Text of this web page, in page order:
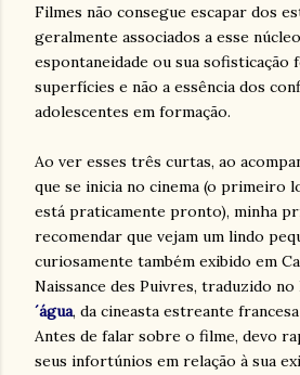
Filmes não consegue escapar dos
geralmente associados a esse
espontaneidade ou sua sofisticação
superfícies e não a essência dos
adolescentes em formação.
Ao ver esses três curtas, ao
que se inicia no cinema (o primeiro
está praticamente pronto), minha
recomendar que vejam um lindo
curiosamente também exibido em
Naissance des Puivres, traduzido
´água, da cineasta estreante
Antes de falar sobre o filme, devo
seus infortúnios em relação à sua